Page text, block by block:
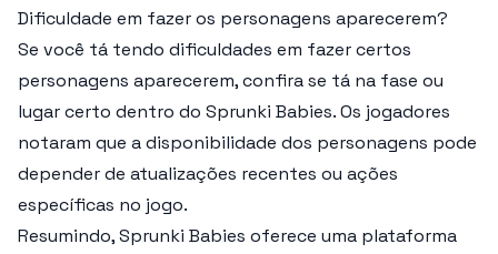
Dificuldade em fazer os personagens aparecerem?
Se você tá tendo dificuldades em fazer certos
personagens aparecerem, confira se tá na fase ou
lugar certo dentro do Sprunki Babies. Os jogadores
notaram que a disponibilidade dos personagens pode
depender de atualizações recentes ou ações
específicas no jogo.
Resumindo, Sprunki Babies oferece uma plataforma